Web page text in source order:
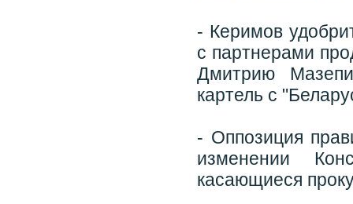
- Керимов
с партнерами
Дмитрию
картель с
- Оппозиция
изменении
касающиеся